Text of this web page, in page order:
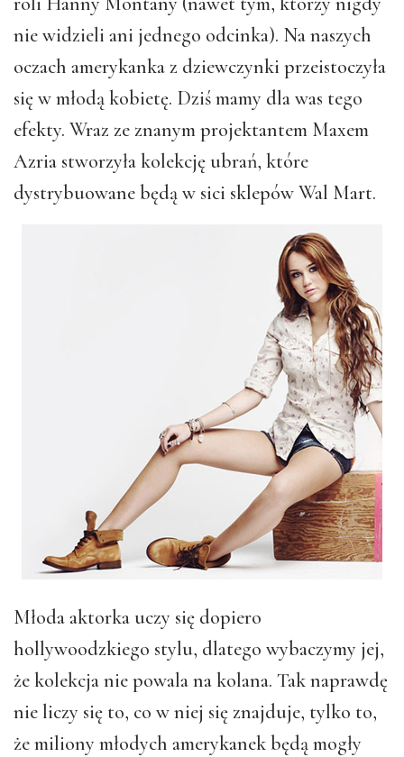
nie widzieli ani jednego odcinka). Na naszych
oczach amerykanka z dziewczynki przeistoczyła
się w młodą kobietę. Dziś mamy dla was tego
efekty. Wraz ze znanym projektantem Maxem
Azria stworzyła kolekcję ubrań, które
dystrybuowane będą w sici sklepów Wal Mart.
Młoda aktorka uczy się dopiero
hollywoodzkiego stylu, dlatego wybaczymy jej,
że kolekcja nie powala na kolana. Tak naprawdę
nie liczy się to, co w niej się znajduje, tylko to,
że miliony młodych amerykanek będą mogły